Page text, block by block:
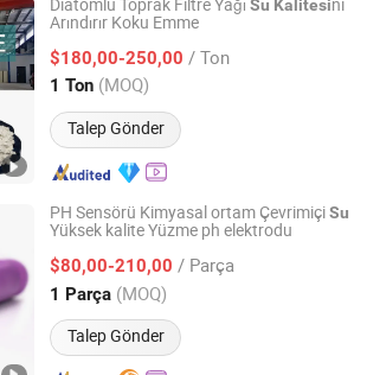
Diatomlu Toprak Filtre Yağı Su Kalitesini
Arındırır Koku Emme
$180,00-250,00 / Ton
1 Ton (MOQ)
Talep Gönder
Mineral Products Co., Ltd.
Fiyat 2020
PH Sensörü Kimyasal ortam ÇevrimiçiSu
Yüksek kalite Yüzme ph elektrodu
$80,00-210,00 / Parça
1 Parça (MOQ)
Talep Gönder
Instrument Technology Co., Ltd.
Fiyat 2019